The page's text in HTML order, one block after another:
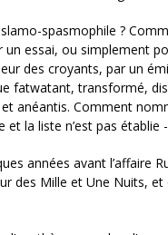
spasmophile ?
essai, ou simplement
des croyants, par un
fatwatant, transformé,
anéantis. Comment
la liste n’est pas établie
années avant l’affaire
des Mille et Une Nuits,